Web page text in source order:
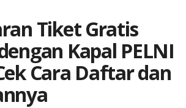
Tiket Gratis
Kapal PELNI
Cara Daftar dan